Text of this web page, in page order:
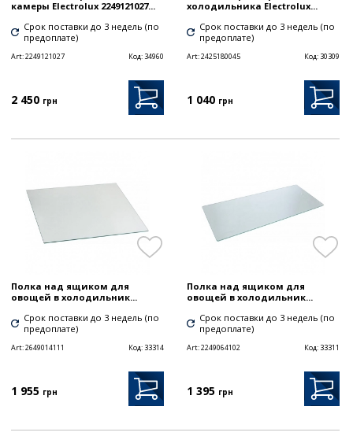
камеры Electrolux 2249121027...
Срок поставки до 3 недель (по
предоплате)
Art:2249121027 Код: 34960
2 450 грн
холодильника Electrolux...
Срок поставки до 3 недель (по
предоплате)
Art:2425180045 Код: 30309
1 040 грн
Полка над ящиком для
овощей в холодильник...
Срок поставки до 3 недель (по
предоплате)
Art:2649014111 Код: 33314
1 955 грн
Полка над ящиком для
овощей в холодильник...
Срок поставки до 3 недель (по
предоплате)
Art:2249064102 Код: 33311
1 395 грн